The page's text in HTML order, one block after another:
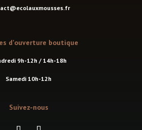
d'ouverture boutique
9h-12h / 14h-18h
Samedi 10h-12h
Suivez-nous